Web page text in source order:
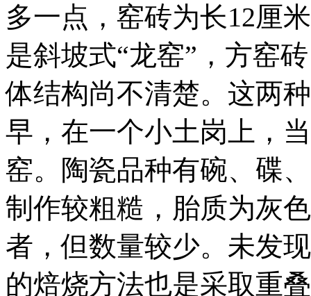
多一点，窑砖为长12厘
是斜坡式“龙窑”，方窑
体结构尚不清楚。这两
早，在一个小土岗上，
窑。陶瓷品种有碗、碟
制作较粗糙，胎质为灰
者，但数量较少。未发
的焙烧方法也是采取重